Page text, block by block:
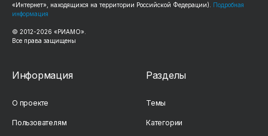
«Интернет», находящихся на территории Российской Федерации).
Подробная
информация
© 2012-2026 «РИАМО».
Все права защищены
Информация
О проекте
Пользователям
Разделы
Темы
Категории